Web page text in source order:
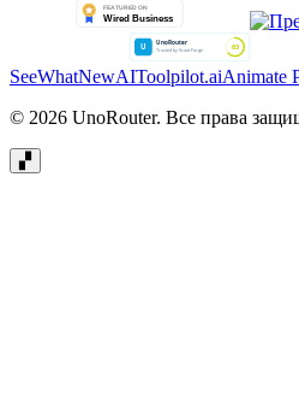
SeeWhatNewAIToolpilot.aiAnimate
© 2026 UnoRouter. Все права
▞